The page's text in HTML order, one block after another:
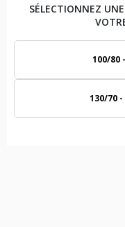
SÉLECTIONNEZ
100/80
130/70 -